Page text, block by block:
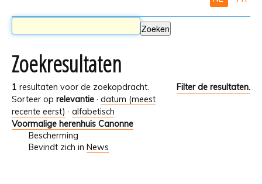
Zoekresultaten
1 resultaten voor de zoekopdracht.
Filter de resultaten.
Sorteer op relevantie · datum (meest
recente eerst) · alfabetisch
Voormalige herenhuis Canonne
Bescherming
Bevindt zich in News